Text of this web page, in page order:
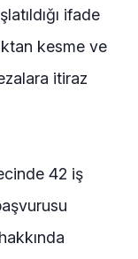
ifade
kesme ve
itiraz
42 iş